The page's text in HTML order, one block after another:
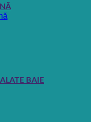
BAIE